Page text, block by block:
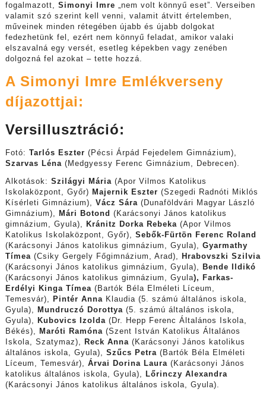
fogalmazott, Simonyi Imre
„nem volt könnyű eset”. Verseiben
valamit szó szerint kell venni, valamit átvitt értelemben,
műveinek minden rétegében újabb és újabb dolgokat
fedezhetünk fel, ezért nem könnyű feladat, amikor valaki
elszavalná egy versét, esetleg képekben vagy zenében
dolgozná fel azokat – tette hozzá.
A Simonyi Imre Emlékverseny
díjazottjai:
Versillusztráció:
Fotó: Tarlós Eszter (Pécsi Árpád Fejedelem Gimnázium),
Szarvas Léna (Medgyessy Ferenc Gimnázium, Debrecen).
Alkotások: Szilágyi Mária(Apor Vilmos Katolikus
Iskolaközpont, Győr) Majernik Eszter (Szegedi Radnóti Miklós
Kísérleti Gimnázium), Vácz Sára(Dunaföldvári Magyar László
Gimnázium),
Mári Botond (Karácsonyi János katolikus
gimnázium, Gyula),
Kránitz Dorka Rebeka(Apor Vilmos
Katolikus Iskolaközpont, Győr), Sebők-Fürtön Ferenc Roland
(Karácsonyi János katolikus gimnázium, Gyula), Gyarmathy
Tímea(Csiky Gergely Főgimnázium, Arad),
Hrabovszki Szilvia
(Karácsonyi János katolikus gimnázium, Gyula),
Bende Ildikó
(Karácsonyi János katolikus gimnázium, Gyula), Farkas-
Erdélyi Kinga Tímea(Bartók Béla Elméleti Líceum,
Temesvár),
Pintér AnnaKlaudia (5. számú általános iskola,
Gyula),
Mundruczó Dorottya(5. számú általános iskola,
Gyula),
Kubovics Izolda(Dr. Hepp Ferenc Általános Iskola,
Békés),
Maróti Ramóna(Szent István Katolikus Általános
Iskola, Szatymaz),
Reck Anna(Karácsonyi János katolikus
általános iskola, Gyula), Szűcs Petra(Bartók Béla Elméleti
Líceum, Temesvár), Árvai Dorina Laura(Karácsonyi János
katolikus általános iskola, Gyula),
Lőrinczy Alexandra
(Karácsonyi János katolikus általános iskola, Gyula).